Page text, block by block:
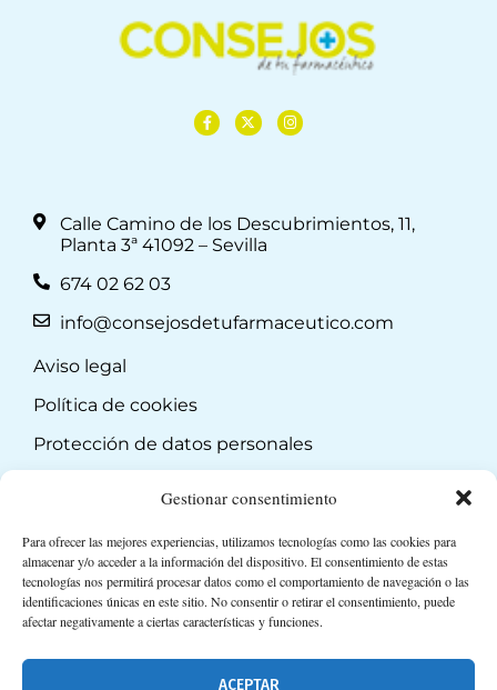
Gestionar consentimiento
Para ofrecer las mejores experiencias, utilizamos tecnologías como las cookies para
almacenar y/o acceder a la información del dispositivo. El consentimiento de estas
tecnologías nos permitirá procesar datos como el comportamiento de navegación o las
identificaciones únicas en este sitio. No consentir o retirar el consentimiento, puede
afectar negativamente a ciertas características y funciones.
ACEPTAR
Calle Camino de los Descubrimientos, 11,
Planta 3ª 41092 – Sevilla
674 02 62 03
info@consejosdetufarmaceutico.com
Aviso legal
Política de cookies
Protección de datos personales